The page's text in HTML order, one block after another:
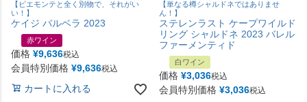
【ピエモンテと全く別物で、それがい
い！】
ケイジ バルベラ 2023
赤ワイン
価格 ¥9,636税込
会員特別価格 ¥9,636税込
カートに入れる
【単なる樽シャルドネではありませ
ん！】
ステレンラスト ケープワイルド
リング シャルドネ 2023 バレル
ファーメンティド
白ワイン
価格 ¥3,036税込
会員特別価格 ¥3,036税込